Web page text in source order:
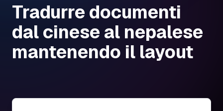
Tradurre documenti
dal cinese al nepalese
mantenendo il layout